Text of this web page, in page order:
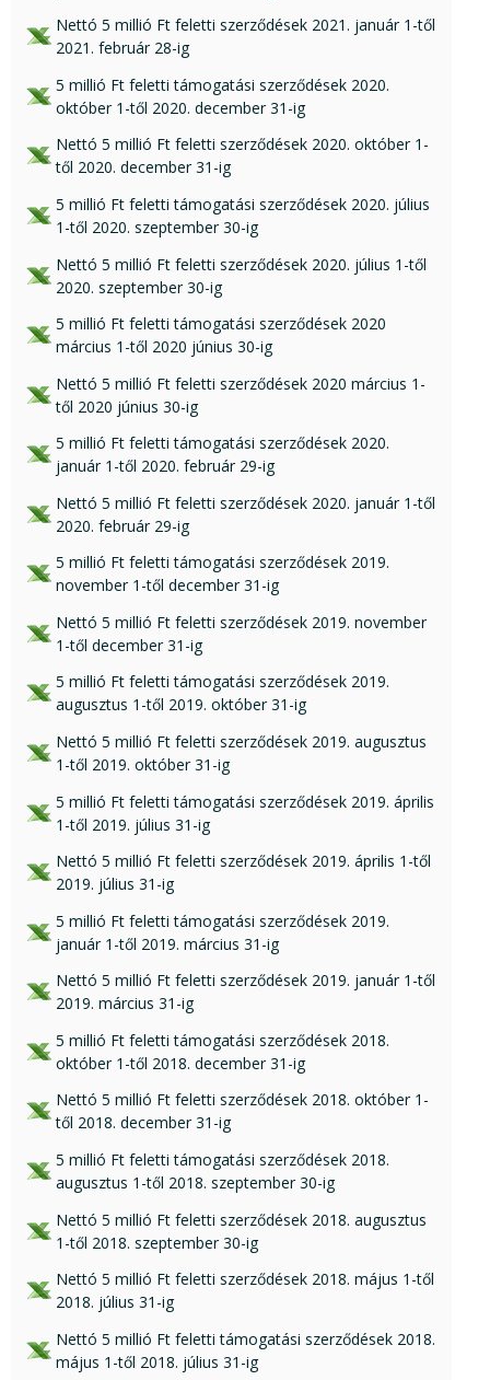
xlsx csatolmány:
Nettó 5 millió Ft feletti szerződések 2021. január 1-től
2021. február 28-ig
xls csatolmány:
5 millió Ft feletti támogatási szerződések 2020.
október 1-től 2020. december 31-ig
xls csatolmány:
Nettó 5 millió Ft feletti szerződések 2020. október 1-
től 2020. december 31-ig
xls csatolmány:
5 millió Ft feletti támogatási szerződések 2020. július
1-től 2020. szeptember 30-ig
xlsx csatolmány:
Nettó 5 millió Ft feletti szerződések 2020. július 1-től
2020. szeptember 30-ig
xls csatolmány:
5 millió Ft feletti támogatási szerződések 2020
március 1-től 2020 június 30-ig
xlsx csatolmány:
Nettó 5 millió Ft feletti szerződések 2020 március 1-
től 2020 június 30-ig
xls csatolmány:
5 millió Ft feletti támogatási szerződések 2020.
január 1-től 2020. február 29-ig
xlsx csatolmány:
Nettó 5 millió Ft feletti szerződések 2020. január 1-től
2020. február 29-ig
xls csatolmány:
5 millió Ft feletti támogatási szerződések 2019.
november 1-től december 31-ig
xls csatolmány:
Nettó 5 millió Ft feletti szerződések 2019. november
1-től december 31-ig
xls csatolmány:
5 millió Ft feletti támogatási szerződések 2019.
augusztus 1-től 2019. október 31-ig
xls csatolmány:
Nettó 5 millió Ft feletti szerződések 2019. augusztus
1-től 2019. október 31-ig
xls csatolmány:
5 millió Ft feletti támogatási szerződések 2019. április
1-től 2019. július 31-ig
xls csatolmány:
Nettó 5 millió Ft feletti szerződések 2019. április 1-től
2019. július 31-ig
xls csatolmány:
5 millió Ft feletti támogatási szerződések 2019.
január 1-től 2019. március 31-ig
xlsx csatolmány:
Nettó 5 millió Ft feletti szerződések 2019. január 1-től
2019. március 31-ig
xls csatolmány:
5 millió Ft feletti támogatási szerződések 2018.
október 1-től 2018. december 31-ig
xls csatolmány:
Nettó 5 millió Ft feletti szerződések 2018. október 1-
től 2018. december 31-ig
xls csatolmány:
5 millió Ft feletti támogatási szerződések 2018.
augusztus 1-től 2018. szeptember 30-ig
xls csatolmány:
Nettó 5 millió Ft feletti szerződések 2018. augusztus
1-től 2018. szeptember 30-ig
xls csatolmány:
Nettó 5 millió Ft feletti szerződések 2018. május 1-től
2018. július 31-ig
xlsx csatolmány:
Nettó 5 millió Ft feletti támogatási szerződések 2018.
május 1-től 2018. július 31-ig